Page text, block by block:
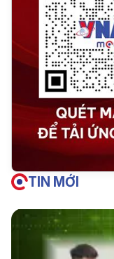
TIN MỚI